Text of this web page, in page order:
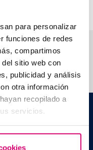
para personalizar
funciones de redes
compartimos
sitio web con
publicidad y análisis
otra información
recopilado a
servicios.
i tuoi dubbi
(Spagna)